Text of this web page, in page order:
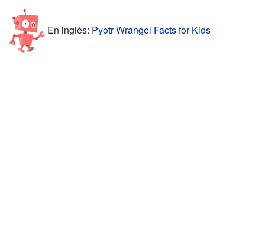
En inglés: Pyotr Wrangel Facts for Kids